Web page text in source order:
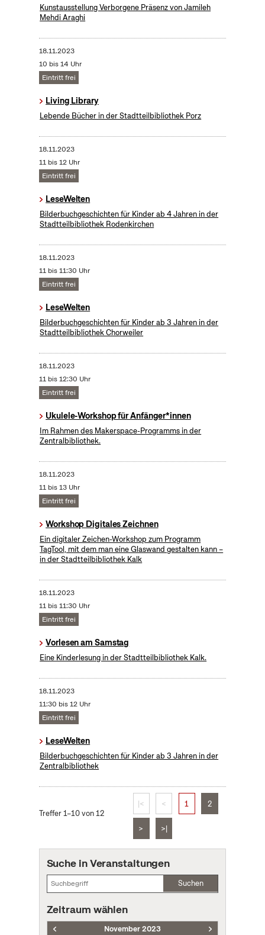
Kunstausstellung Verborgene Präsenz von Jamileh
Mehdi Araghi
18.11.2023
10 bis 14 Uhr
Eintritt frei
Living Library
Lebende Bücher in der Stadtteilbibliothek Porz
18.11.2023
11 bis 12 Uhr
Eintritt frei
LeseWelten
Bilderbuchgeschichten für Kinder ab 4 Jahren in der
Stadtteilbibliothek Rodenkirchen
18.11.2023
11 bis 11:30 Uhr
Eintritt frei
LeseWelten
Bilderbuchgeschichten für Kinder ab 3 Jahren in der
Stadtteilbibliothek Chorweiler
18.11.2023
11 bis 12:30 Uhr
Eintritt frei
Ukulele-Workshop für Anfänger*innen
Im Rahmen des Makerspace-Programms in der
Zentralbibliothek.
18.11.2023
11 bis 13 Uhr
Eintritt frei
Workshop Digitales Zeichnen
Ein digitaler Zeichen-Workshop zum Programm
TagTool, mit dem man eine Glaswand gestalten kann –
in der Stadtteilbibliothek Kalk
18.11.2023
11 bis 11:30 Uhr
Eintritt frei
Vorlesen am Samstag
Eine Kinderlesung in der Stadtteilbibliothek Kalk.
18.11.2023
11:30 bis 12 Uhr
Eintritt frei
LeseWelten
Bilderbuchgeschichten für Kinder ab 3 Jahren in der
Zentralbibliothek
Treffer 1–10 von 12
|< < 1 2
> >|
Suche in Veranstaltungen
Suchen
Zeitraum wählen
November 2023